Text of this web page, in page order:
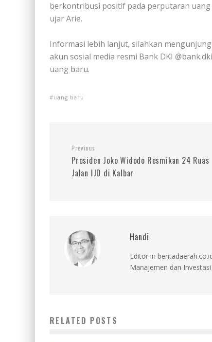
berkontribusi positif pada perputaran
ujar Arie.
Informasi lebih lanjut, silahkan
akun sosial media resmi Bank DKI
uang baru.
uang baru
Previous
Presiden Joko Widodo Resmikan 24 Ruas
Jalan IJD di Kalbar
Handi
Editor in
Manajemen dan
RELATED POSTS